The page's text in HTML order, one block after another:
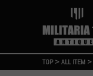
TOP>ALL ITEM >